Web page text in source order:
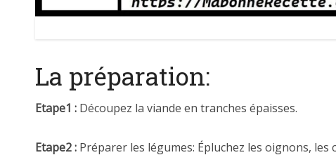
La préparation:
Etape1 : Découpez la viande en tranches épaisses.
Etape2 : Préparer les légumes: Épluchez les oignons, les